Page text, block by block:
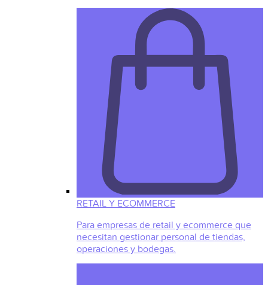
RETAIL Y ECOMMERCE
Para empresas de retail y ecommerce que
necesitan gestionar personal de tiendas,
operaciones y bodegas.